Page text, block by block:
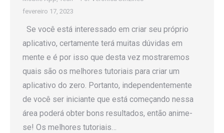
fevereiro 17, 2023
Se você está interessado em criar seu próprio
aplicativo, certamente terá muitas dúvidas em
mente e é por isso que desta vez mostraremos
quais são os melhores tutoriais para criar um
aplicativo do zero. Portanto, independentemente
de você ser iniciante que está começando nessa
área poderá obter bons resultados, então anime-
se! Os melhores tutoriais…